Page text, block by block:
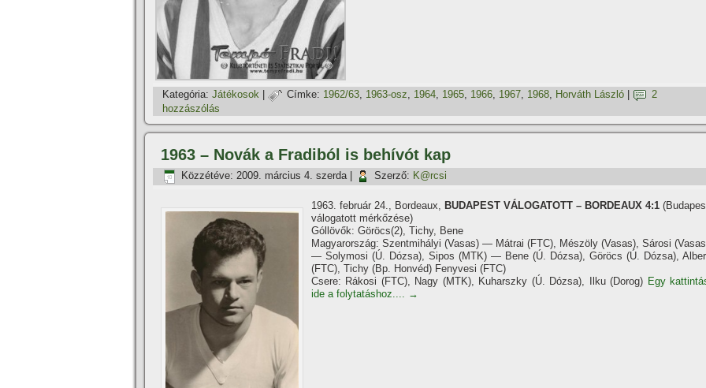
Kategória: Játékosok Címke: 1962/63, 1963-osz, 1964, 1965, 1966, 1967, 1968, Horváth László
2
hozzászólás
1963 – Novák a Fradiból is behí­vót kap
Közzétéve: 2009. március 4. szerda| Szerző: K@rcsi
1963. február 24., Bordeaux, BUDAPEST VÁLOGATOTT – BORDEAUX 4:1
válogatott mérkőzése)
Góllövők: Göröcs(2), Tichy, Bene
Magyarország: Szentmihályi (Vasas) — Mátrai (FTC), Mészöly (Vasas), Sárosi
— Solymosi (Ú. Dózsa), Sipos (MTK) — Bene (Ú. Dózsa), Göröcs (Ú. Dózsa),
(FTC), Tichy (Bp. Honvéd) Fenyvesi (FTC)
Csere: Rákosi (FTC), Nagy (MTK), Kuharszky (Ú. Dózsa), Ilku (Dorog) Egy
ide a folytatáshoz.... →